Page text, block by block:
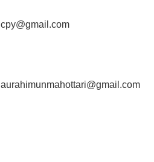
cpy@gmail.com
aurahimunmahottari@gmail.com